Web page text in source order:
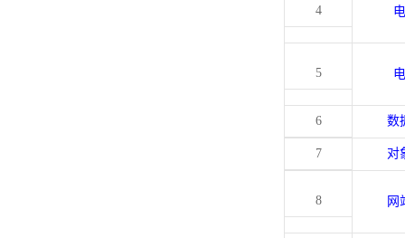
4
5
6 数
7 对
8 网